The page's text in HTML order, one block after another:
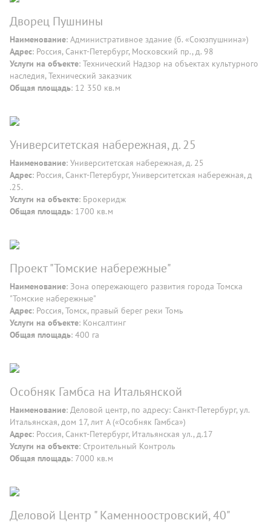
Дворец Пушнины
Наименование: Административное здание (б. «Союзпушнина»)
Адрес: Россия, Санкт-Петербург, Московский пр., д. 98
Услуги на объекте: Технический Надзор на объектах культурного
наследия, Технический заказчик
Общая площадь: 12 350 кв.м
Университетская набережная, д. 25
Наименование: Университетская набережная, д. 25
Адрес: Россия, Санкт-Петербург, Университетская набережная, д
.25.
Услуги на объекте: Брокеридж
Общая площадь: 1700 кв.м
Проект "Томские набережные"
Наименование: Зона опережающего развития города Томска
"Томские набережные"
Адрес: Россия, Томск, правый берег реки Томь
Услуги на объекте: Консалтинг
Общая площадь: 400 га
Особняк Гамбса на Итальянской
Наименование: Деловой центр, по адресу: Санкт-Петербург, ул.
Итальянская, дом 17, лит А («Особняк Гамбса»)
Адрес: Россия, Санкт-Петербург, Итальянская ул., д.17
Услуги на объекте: Строительный Контроль
Общая площадь: 7000 кв.м
Деловой Центр " Каменноостровский, 40"